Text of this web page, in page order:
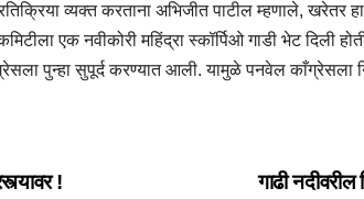
व्यक्त करताना अभिजीत पाटील म्हणाले, खरेतर
एक नवीकोरी महिंद्रा स्कॉर्पिओ गाडी भेट दिली
पुन्हा सुपूर्द करण्यात आली. यामुळे पनवेल काँग्रेसला
गाढी
!